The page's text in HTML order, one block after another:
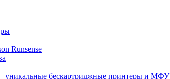
Runsense
уникальные бескартриджные принтеры и МФУ